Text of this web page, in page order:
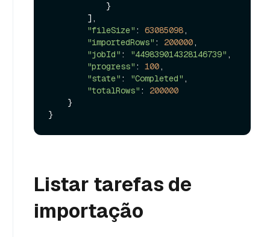
"fileSize" : 63085098 ,
"importedRows" : 200000 ,
"jobId" : "449839014328146739" ,
"progress" : 100 ,
"state" : "Completed" ,
"totalRows" : 200000
Listar tarefas de
importação